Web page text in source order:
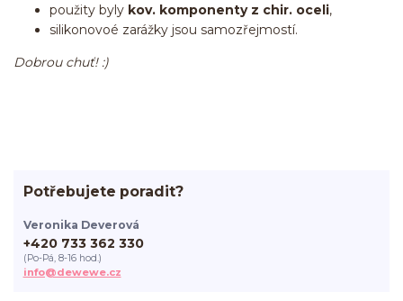
použity byly kov. komponenty z chir. oceli,
silikonovoé zarážky jsou samozřejmostí.
Dobrou chuť! :)
Potřebujete poradit?
Veronika Deverová
+420 733 362 330
(Po-Pá, 8-16 hod.)
info@dewewe.cz